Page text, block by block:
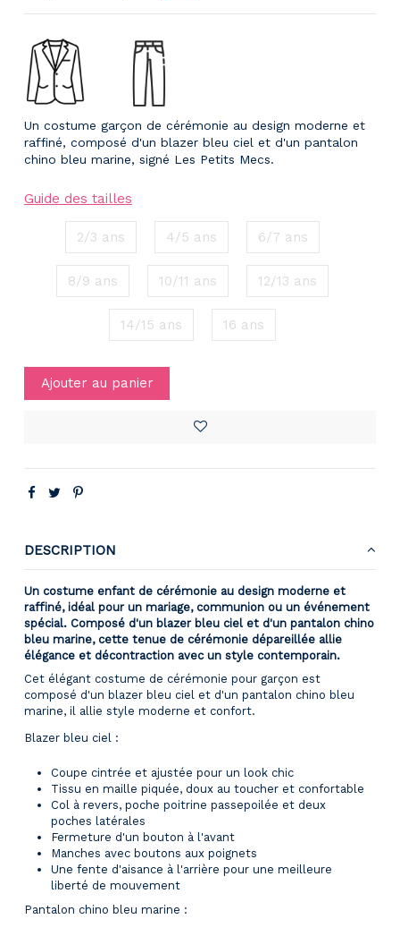
Un costume garçon de cérémonie au design moderne et
raffiné, composé d'un blazer bleu ciel et d'un pantalon
chino bleu marine, signé Les Petits Mecs.
Guide des tailles
2/3 ans 4/5 ans 6/7 ans
8/9 ans 10/11 ans 12/13 ans
14/15 ans 16 ans
Ajouter au panier
DESCRIPTION
Un costume enfant de cérémonie au design moderne et
raffiné, idéal pour un mariage, communion ou un événement
spécial. Composé d'un blazer bleu ciel et d'un pantalon chino
bleu marine, cette tenue de cérémonie dépareillée allie
élégance et décontraction avec un style contemporain.
Cet élégant costume de cérémonie pour garçon est
composé d'un blazer bleu ciel et d'un pantalon chino bleu
marine, il allie style moderne et confort.
Blazer bleu ciel :
Coupe cintrée et ajustée pour un look chic
Tissu en maille piquée, doux au toucher et confortable
Col à revers, poche poitrine passepoilée et deux
poches latérales
Fermeture d'un bouton à l'avant
Manches avec boutons aux poignets
Une fente d'aisance à l'arrière pour une meilleure
liberté de mouvement
Pantalon chino bleu marine :